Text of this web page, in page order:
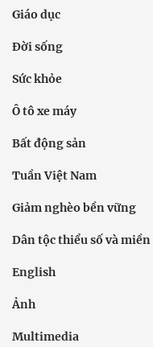
Giáo dục
Đời sống
Sức khỏe
Ô tô xe máy
Bất động sản
Tuần Việt Nam
Giảm nghèo bền vững
Dân tộc thiểu số và
English
Ảnh
Multimedia